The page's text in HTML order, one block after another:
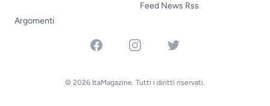
Argomenti
Feed News Rss
FacebookInstagramTwitter
© 2026 ItaMagazine. Tutti i diritti riservati.